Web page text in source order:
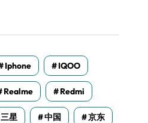
Iphone IQOO
Realme Redmi
三星 中国 京东